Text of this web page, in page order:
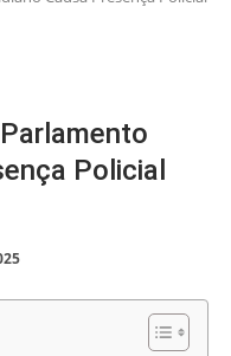
Policial